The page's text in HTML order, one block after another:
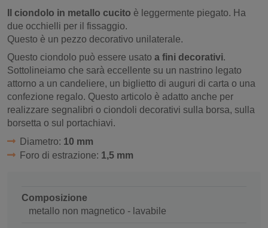
Il ciondolo in metallo cucito è leggermente piegato. Ha
due occhielli per il fissaggio.
Questo è un pezzo decorativo unilaterale.
Questo ciondolo può essere usato a fini decorativi.
Sottolineiamo che sarà eccellente su un nastrino legato
attorno a un candeliere, un biglietto di auguri di carta o una
confezione regalo. Questo articolo è adatto anche per
realizzare segnalibri o ciondoli decorativi sulla borsa, sulla
borsetta o sul portachiavi.
Diametro: 10 mm
Foro di estrazione: 1,5 mm
Composizione
metallo non magnetico - lavabile